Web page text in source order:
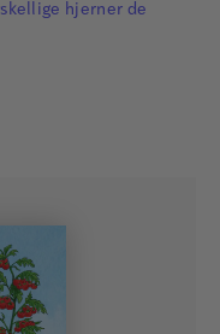
hjerner de